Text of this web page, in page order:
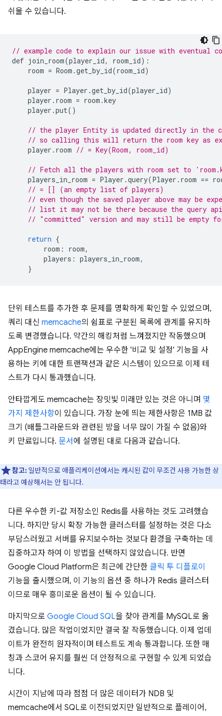
쉬울 수 있습니다.
// example code to explain our issue with eventual
def join_room(player_id, room_id) :
room = Room .get_by_id(room_id)
player = Player .get_by_id(player_id)
player . room = room .key
player .put()
// the player Entity is updated directly in the
// so calling this will return the room key as
player . room // = Key(Room, room_id)
// Fetch all the players with room set to
players_in_room = Player .query(Player . room ==
// = [] (an empty list of players)
// even though the saved player above may be
// list it may not be there because the query
// "committed" version and may still be empty
return {
room : room,
players : players_in_room,
}
단위 테스트를 추가한 후 문제를 명확하게 확인할 수 있었으며,
쿼리 대신 memcache의 쉼표로 구분된 목록에 관계를 유지하
도록 변경했습니다. 약간의 해킹처럼 느껴졌지만 작동했으며
AppEngine memcache에는 우수한 '비교 및 설정' 기능을 사
용하는 키에 대한 트랜잭션과 같은 시스템이 있으므로 이제 테
스트가 다시 통과했습니다.
안타깝게도 memcache는 장밋빛 미래만 있는 것은 아니며 몇
가지 제한사항이 있습니다. 가장 눈에 띄는 제한사항은 1MB 값
크기 (배틀그라운드와 관련된 방을 너무 많이 가질 수 없음)와
키 만료입니다. 문서 에 설명된 대로 다음과 같습니다.
참고: 일반적으로 애플리케이션에서는 캐시된 값이 무조건 사용 가능한 상
태라고 예상해서는 안 됩니다.
다른 우수한 키-값 저장소인 Redis를 사용하는 것도 고려했습
니다. 하지만 당시 확장 가능한 클러스터를 설정하는 것은 다소
부담스러웠고 서버를 유지보수하는 것보다 환경을 구축하는 데
집중하고자 하여 이 방법을 선택하지 않았습니다. 반면
Google Cloud Platform은 최근에 간단한 클릭 투 디플로이
기능을 출시했으며, 이 기능의 옵션 중 하나가 Redis 클러스터
이므로 매우 흥미로운 옵션이 될 수 있습니다.
마지막으로 Google Cloud SQL을 찾아 관계를 MySQL로 옮
겼습니다. 많은 작업이었지만 결국 잘 작동했습니다. 이제 업데
이트가 완전히 원자적이며 테스트도 계속 통과합니다. 또한 매
칭과 스코어 유지를 훨씬 더 안정적으로 구현할 수 있게 되었습
니다.
시간이 지남에 따라 점점 더 많은 데이터가 NDB 및
memcache에서 SQL로 이전되었지만 일반적으로 플레이어,